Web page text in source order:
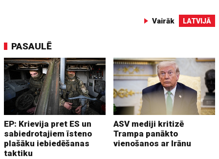
Vairāk LATVIJĀ
PASAULĒ
EP: Krievija pret ES un
sabiedrotajiem īsteno
plašāku iebiedēšanas
taktiku
ASV mediji kritizē
Trampa panākto
vienošanos ar Irānu